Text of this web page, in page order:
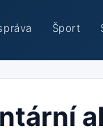
Šport